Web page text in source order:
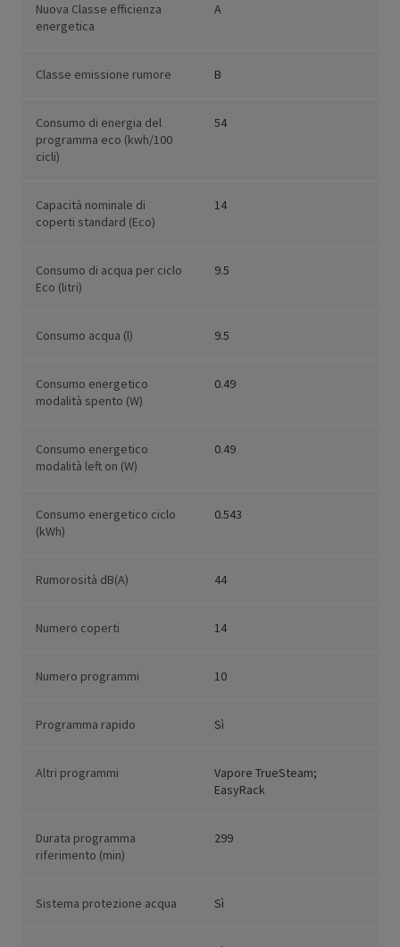
Nuova Classe efficienza
energetica
A
Classe emissione rumore B
Consumo di energia del
programma eco (kwh/100
cicli)
54
Capacità nominale di
coperti standard (Eco)
14
Consumo di acqua per ciclo
Eco (litri)
9.5
Consumo acqua (l) 9.5
Consumo energetico
modalità spento (W)
0.49
Consumo energetico
modalità left on (W)
0.49
Consumo energetico ciclo
(kWh)
0.543
Rumorosità dB(A) 44
Numero coperti 14
Numero programmi 10
Programma rapido Sì
Altri programmi
Vapore TrueSteam;
EasyRack
Durata programma
riferimento (min)
299
Sistema protezione acqua Sì